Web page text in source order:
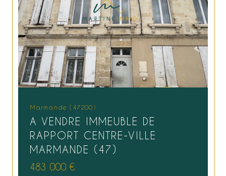
Marmande (47200)
A VENDRE IMMEUBLE DE
RAPPORT CENTRE-VILLE
MARMANDE (47)
483 000 €